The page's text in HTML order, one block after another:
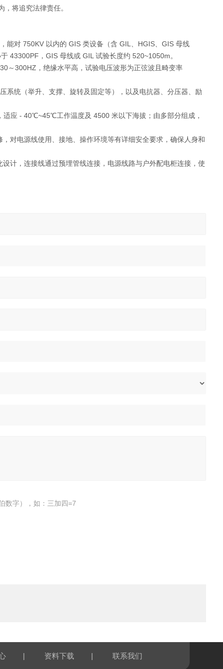
将追究法律责任。
能对 750KV 以内的 GIS 类设备（含 GIL、HGIS、GIS 母线
43300PF，GIS 母线或 GIL 试验长度约 520~1050m。
～300HZ，绝缘水平高，试验电压波形为正弦波且畸变率
系统（举升、支撑、旋转及固定等），以及电抗器、分压器、励
应 - 40℃~45℃工作温度及 4500 米以下海拔；由多部分组成，
对电源线使用、接地、操作环境等有详细安全要求，确保人身和
计，连接线通过预埋管线连接，电源线路与户外配电柜连接，使
数字），如：三加四=7
| 资料下载 | 联系我们